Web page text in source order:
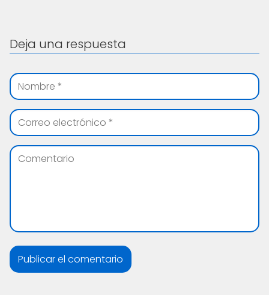
Deja una respuesta